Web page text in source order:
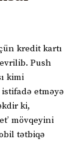
kredit kartı
Push
kimi
etməyə
ki,
mövqeyini
tətbiqə